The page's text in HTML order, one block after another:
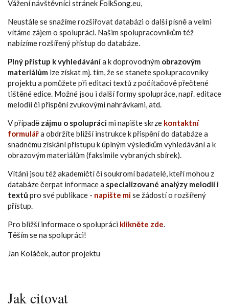
Vážení návštěvníci stránek FolkSong.eu,
Neustále se snažíme rozšiřovat databázi o další písně a velmi
vítáme zájem o spolupráci. Našim spolupracovníkům též
nabízíme rozšířený přístup do databáze.
Plný přístup k vyhledávánía k doprovodným obrazovým
materiálům lze získat mj. tím, že se stanete spolupracovníky
projektu a pomůžete při editaci textů z počítačově přečtené
tištěné edice. Možné jsou i další formy spolupráce, např. editace
melodií či přispění zvukovými nahrávkami, atd.
V případě zájmu o spoluprácimi napište skrze kontaktní
formulářa obdržíte bližší instrukce k přispění do databáze a
snadnému získání přístupu k úplným výsledkům vyhledávání a k
obrazovým materiálům (faksimile vybraných sbírek).
Vítáni jsou též akademičtí či soukromí badatelé, kteří mohou z
databáze čerpat informace a specializované analýzy melodií i
textůpro své publikace - napište mise žádostí o rozšířený
přístup.
Pro bližší informace o spolupráci klikněte zde.
Těším se na spolupráci!
Jan Koláček, autor projektu
Jak citovat